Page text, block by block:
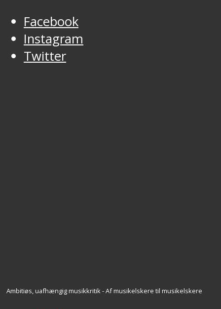
Facebook
Instagram
Twitter
Ambitiøs, uafhængig musikkritik - Af musikelskere til musikelskere